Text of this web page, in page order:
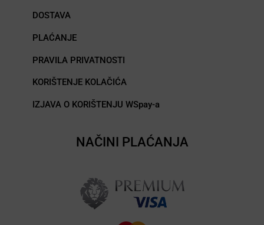
DOSTAVA
PLAĆANJE
PRAVILA PRIVATNOSTI
KORIŠTENJE KOLAČIĆA
IZJAVA O KORIŠTENJU WSpay-a
NAČINI PLAĆANJA